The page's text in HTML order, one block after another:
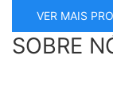
VER MAIS
SOBRE